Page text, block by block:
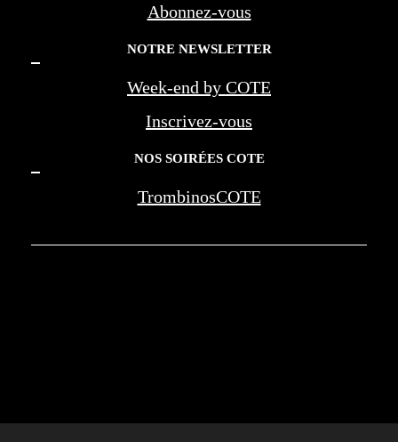
Abonnez-vous
NOTRE NEWSLETTER
Week-end by COTE
Inscrivez-vous
NOS SOIRÉES COTE
TrombinosCOTE